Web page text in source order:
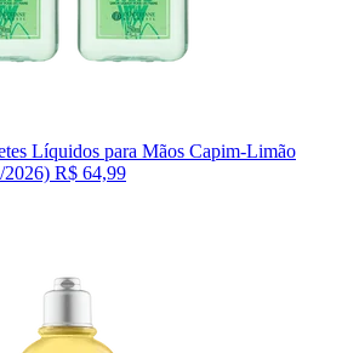
Líquidos para Mãos Capim-Limão
2026) R$ 64,99